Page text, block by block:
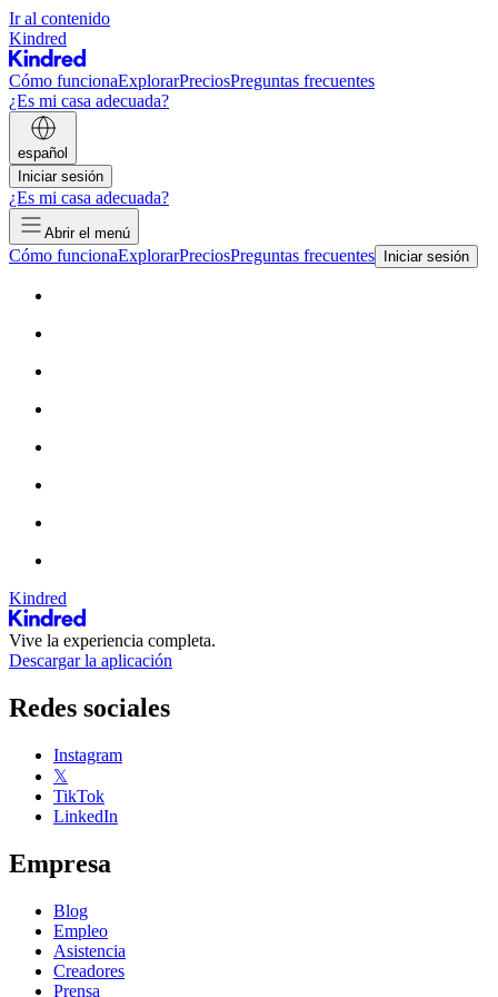
Ir al contenido
Kindred
Cómo funcionaExplorarPreciosPreguntas frecuentes
¿Es mi casa adecuada?
español
Iniciar sesión
¿Es mi casa adecuada?
Abrir el menú
Cómo funcionaExplorarPreciosPreguntas frecuentes Iniciar sesión
Kindred
Vive la experiencia completa.
Descargar la aplicación
Redes sociales
Instagram
𝕏
TikTok
LinkedIn
Empresa
Blog
Empleo
Asistencia
Creadores
Prensa